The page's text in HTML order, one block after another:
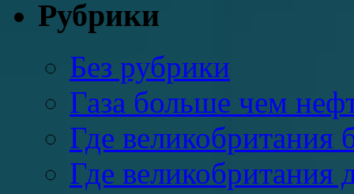
Рубрики
Без рубрики
Газа больше чем
Где великобритания
Где великобритания